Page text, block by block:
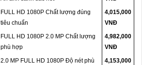
FULL HD 1080P Chất lượng đúng
tiêu chuẩn
4,015,000
VNĐ
FULL HD 1080P 2.0 MP Chất lượng
phù hợp
4,982,000
VNĐ
2.0 MP FULL HD 1080P Độ nét phù
4,153,000